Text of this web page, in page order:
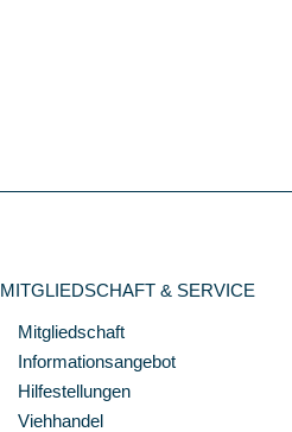
MITGLIEDSCHAFT & SERVICE
Mitgliedschaft
Informationsangebot
Hilfestellungen
Viehhandel